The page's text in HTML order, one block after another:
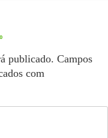
publicado. Campos
com